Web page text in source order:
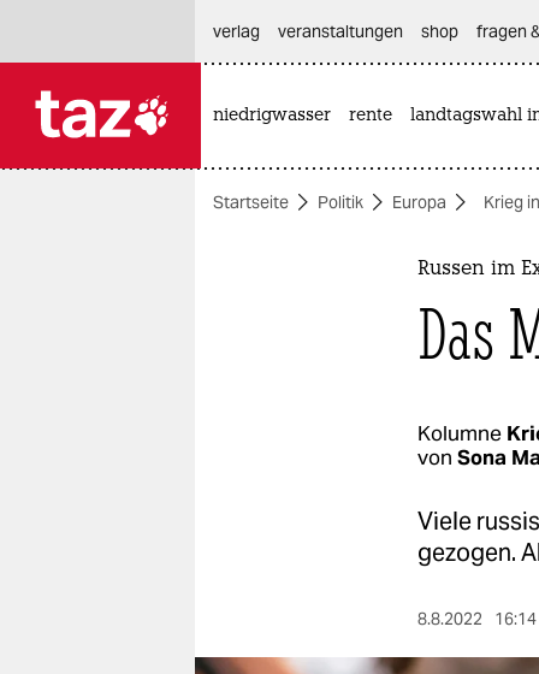
themen
wahrheit
verlag
veranstaltungen shop fragen
niedrigwasser rente landtagswahl
Startseite Politik Europa Krieg
Russen im
Das
Kolumne
von Sona
Viele
gezogen.
8.8.2022